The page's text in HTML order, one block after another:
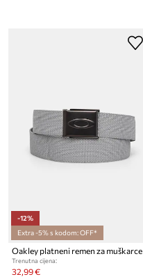
-12%
Extra -5% s kodom: OFF*
Oakley platneni remen za muškarce
Trenutna cijena:
32,99 €